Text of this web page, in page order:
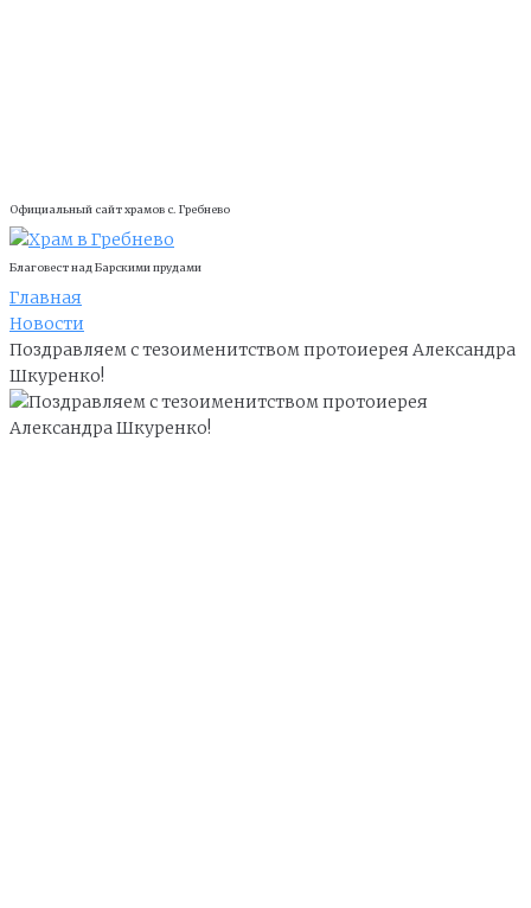
Официальный сайт храмов с. Гребнево
Благовест над Барскими прудами
Главная
Новости
Поздравляем с тезоименитством протоиерея Александра
Шкуренко!